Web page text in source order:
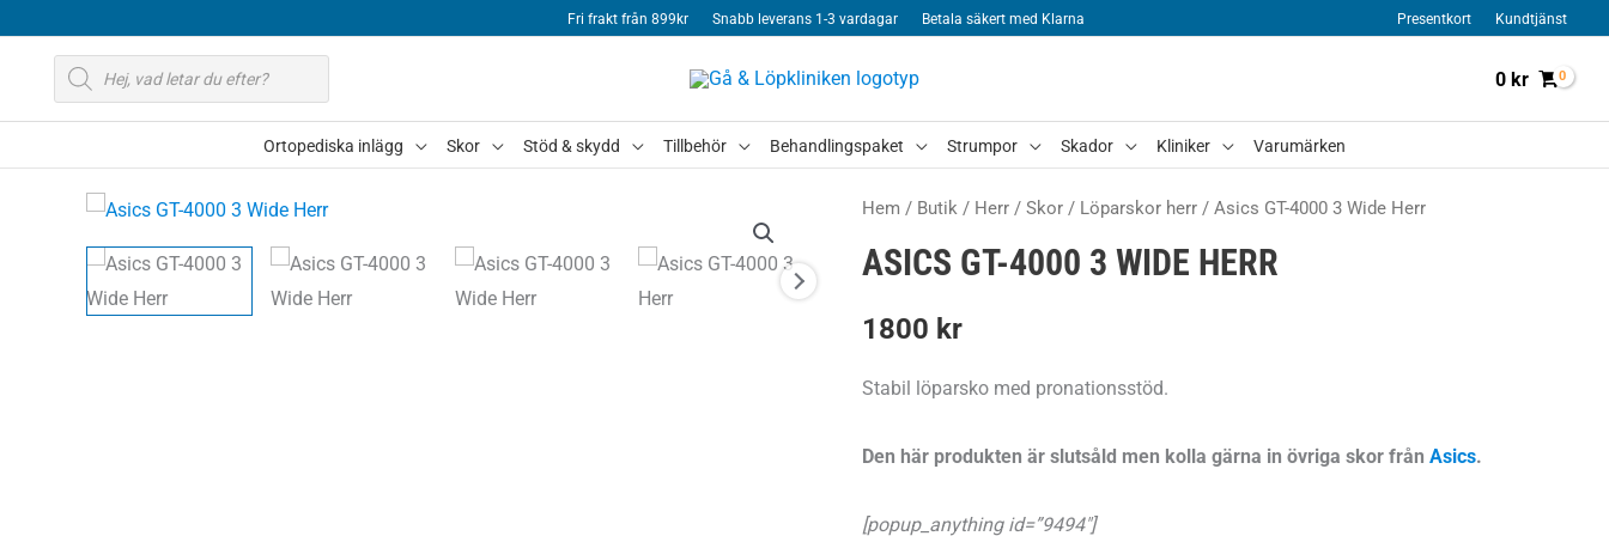
Fri frakt från 899kr Snabb leverans 1-3 vardagar Betala säkert med Klarna Presentkort Kundtjänst
Produktsökning
0 kr
Ortopediska inlägg Skor Stöd & skydd Tillbehör Behandlingspaket Strumpor Skador Kliniker Varumärken
Hem / Butik / Herr / Skor / Löparskor herr / Asics GT-4000 3 Wide Herr
ASICS GT-4000 3 WIDE HERR
1800 kr
Stabil löparsko med pronationsstöd.
Den här produkten är slutsåld men kolla gärna in övriga skor från Asics.
[popup_anything id=”9494″]